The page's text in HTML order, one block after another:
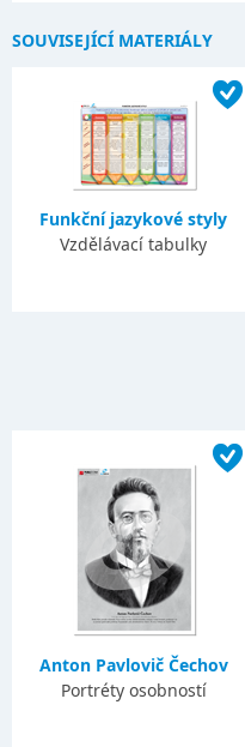
SOUVISEJÍCÍ MATERIÁLY
Funkční jazykové styly
Vzdělávací tabulky
Anton Pavlovič Čechov
Portréty osobností